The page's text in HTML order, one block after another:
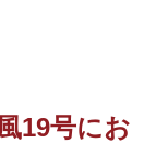
19号にお